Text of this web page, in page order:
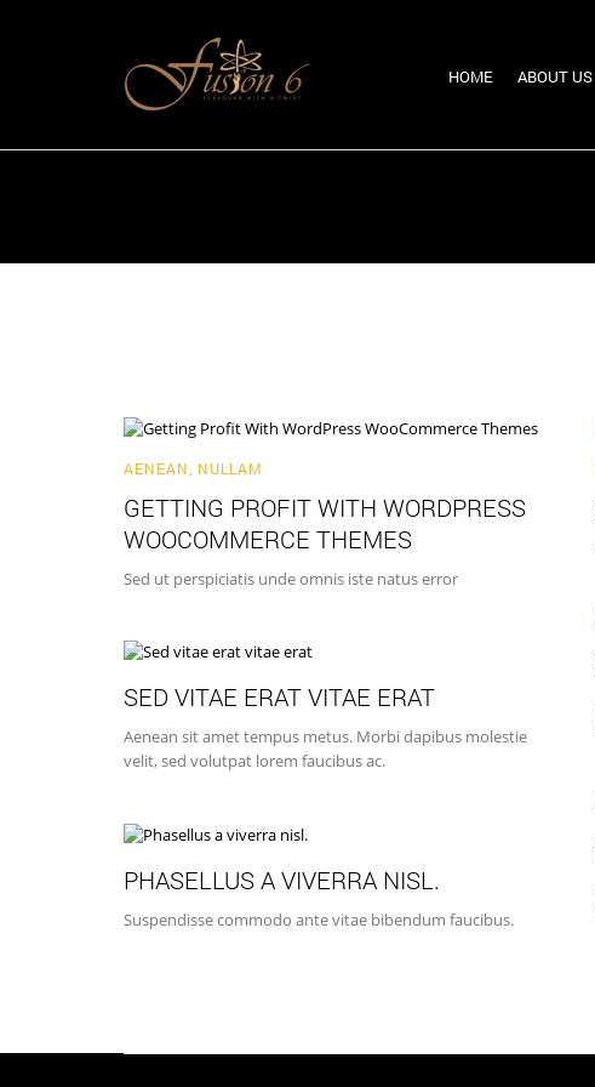
HOME ABOUT US
AENEAN NULLAM
GETTING PROFIT WITH WORDPRESS
WOOCOMMERCE THEMES
Sed ut perspiciatis unde omnis iste natus error
SED VITAE ERAT VITAE ERAT
Aenean sit amet tempus metus. Morbi dapibus molestie
velit, sed volutpat lorem faucibus ac.
PHASELLUS A VIVERRA NISL.
Suspendisse commodo ante vitae bibendum faucibus.